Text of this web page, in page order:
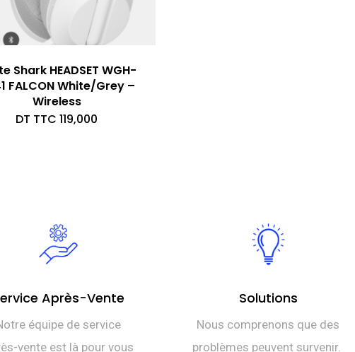
Shark HEADSET WGH-
FALCON White/Grey –
Wireless
DT TTC 119,000
Après-Vente
équipe de service
vente est là pour vous
Solutions
Nous comprenons que des
problèmes peuvent survenir.